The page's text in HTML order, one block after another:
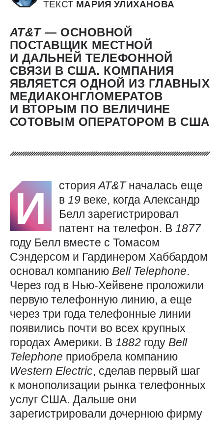
ТЕКСТ МАРИЯ УЛИХАНОВА
AT&T— ОСНОВНОЙ
ПОСТАВЩИК МЕСТНОЙ
И ДАЛЬНЕЙ ТЕЛЕФОННОЙ
СВЯЗИ В США. КОМПАНИЯ
ЯВЛЯЕТСЯ ОДНОЙ ИЗ ГЛАВНЫХ
МЕДИАКОНГЛОМЕРАТОВ
И ВТОРЫМ ПО ВЕЛИЧИНЕ
СОТОВЫМ ОПЕРАТОРОМ В США
И сторияAT&Tначалась еще
в 19 веке, когда Александр
Белл зарегистрировал
патент на телефон. В 1877
году Белл вместе с Томасом
Сэндерсом и Гардинером Хаббардом
основал компанию Bell Telephone.
Через год в Нью-Хейвене проложили
первую телефонную линию, а еще
через три года телефонные линии
появились почти во всех крупных
городах Америки. В 1882 году Bell
Telephone приобрела компанию
Western Electric, сделав первый шаг
к монополизации рынка телефонных
услуг США. Дальше они
зарегистрировали дочернюю фирму